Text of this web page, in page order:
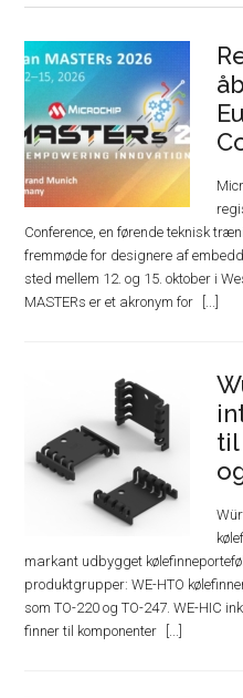
Conference, en førende teknisk
fremmøde for designere af
sted mellem 12. og 15. oktober i
MASTERs er et akronym for
til
markant udbygget
produktgrupper: WE-HTO
som TO-220 og TO-247. WE-HIC
finner til komponenter